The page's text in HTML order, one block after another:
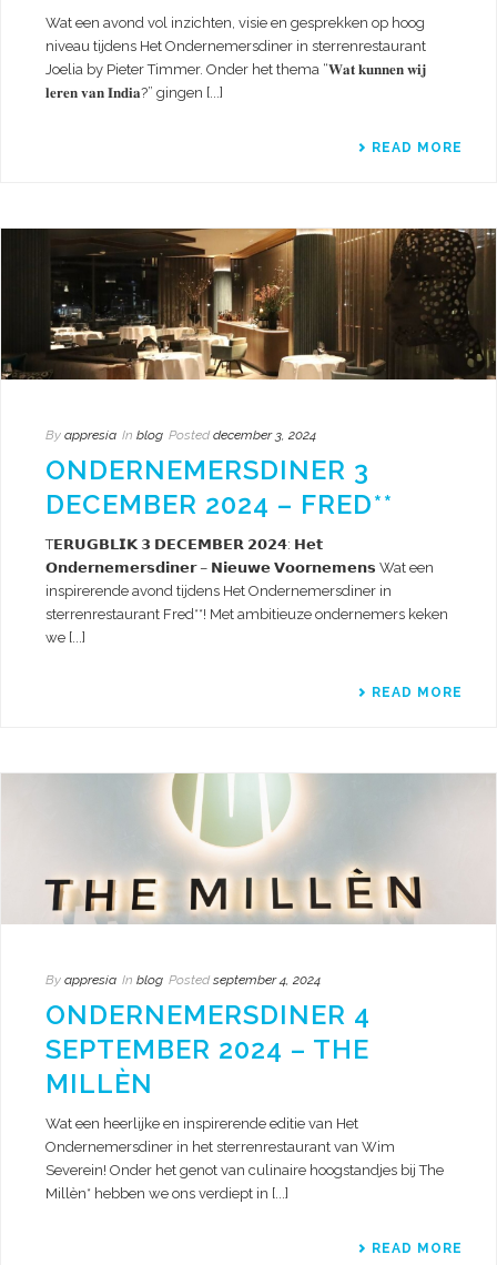
Wat een avond vol inzichten, visie en gesprekken op hoog
niveau tijdens Het Ondernemersdiner in sterrenrestaurant
Joelia by Pieter Timmer. Onder het thema “𝐖𝐚𝐭 𝐤𝐮𝐧𝐧𝐞𝐧 𝐰𝐢𝐣
𝐥𝐞𝐫𝐞𝐧 𝐯𝐚𝐧 𝐈𝐧𝐝𝐢𝐚?” gingen [...]
READ MORE
By appresia In blog Posted december 3, 2024
ONDERNEMERSDINER 3
DECEMBER 2024 – FRED**
T𝗘𝗥𝗨𝗚𝗕𝗟𝗜𝗞 𝟯 𝗗𝗘𝗖𝗘𝗠𝗕𝗘𝗥 𝟮𝟬𝟮𝟰: 𝗛𝗲𝘁
𝗢𝗻𝗱𝗲𝗿𝗻𝗲𝗺𝗲𝗿𝘀𝗱𝗶𝗻𝗲𝗿 – 𝗡𝗶𝗲𝘂𝘄𝗲 𝗩𝗼𝗼𝗿𝗻𝗲𝗺𝗲𝗻𝘀 Wat een
inspirerende avond tijdens Het Ondernemersdiner in
sterrenrestaurant Fred**! Met ambitieuze ondernemers keken
we [...]
READ MORE
By appresia In blog Posted september 4, 2024
ONDERNEMERSDINER 4
SEPTEMBER 2024 – THE
MILLÈN
Wat een heerlijke en inspirerende editie van Het
Ondernemersdiner in het sterrenrestaurant van Wim
Severein! Onder het genot van culinaire hoogstandjes bij The
Millèn* hebben we ons verdiept in [...]
READ MORE